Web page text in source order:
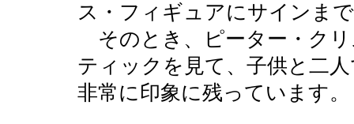
ス・フィギュアにサインま
そのとき、ピーター・ク
ティックを見て、子供と二
非常に印象に残っています。